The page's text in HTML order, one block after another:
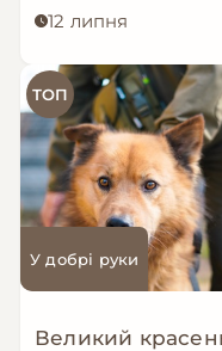
12 липня
ТОП
У добрі руки
Великий